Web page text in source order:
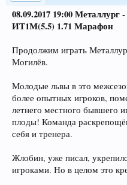
08.09.2017 19:00
ИТ1М(5.5) 1.71 Марафон
Продолжим играть
Могилёв.
Молодые львы в это
более опытных игроков,
летнего местного бывшего
плоды! Команда
себя и тренера.
Жлобин, уже писал,
игроками. Но в целом это